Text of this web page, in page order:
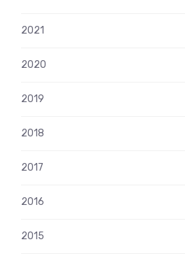
2021
2020
2019
2018
2017
2016
2015